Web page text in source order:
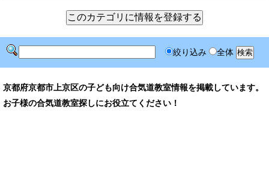
絞り込み 全体
京都府京都市上京区の子ども向け合気道教室情報を掲載しています。
お子様の合気道教室探しにお役立てください！